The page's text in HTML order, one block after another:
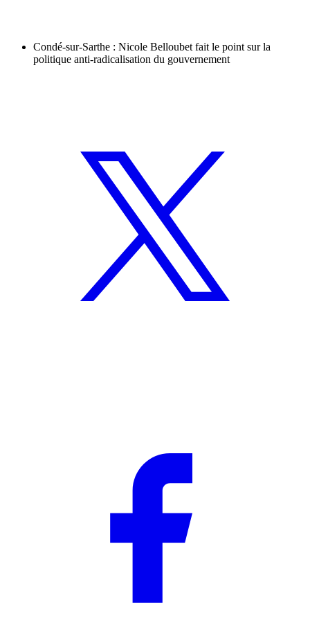
Condé-sur-Sarthe : Nicole Belloubet fait le point sur la
politique anti-radicalisation du gouvernement